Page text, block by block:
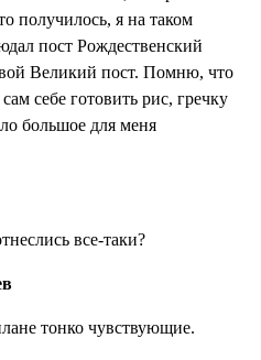
получилось, я на таком
пост Рождественский
Великий пост. Помню, что
себе готовить рис, гречку
большое для меня
все-таки?
тонко чувствующие.